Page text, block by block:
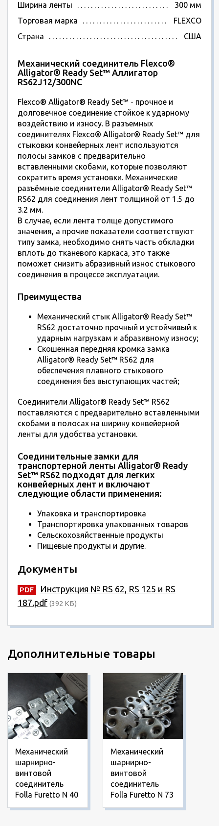
Ширина ленты
300 мм
Торговая марка
FLEXCO
Страна
США
Механический соединитель Flexco®
Alligator® Ready Set™ Аллигатор
RS62J12/300NC
Flexco® Alligator® Ready Set™ - прочное и
долговечное соединение стойкое к ударному
воздействию и износу. В разъемных
соединителях Flexco® Alligator® Ready Set™ для
стыковки конвейерных лент используются
полосы замков с предварительно
вставленными скобами, которые позволяют
сократить время установки. Механические
разъёмные соединители Alligator® Ready Set™
RS62 для соединения лент толщиной от 1.5 до
3.2 мм.
В случае, если лента толще допустимого
значения, а прочие показатели соответствуют
типу замка, необходимо снять часть обкладки
вплоть до тканевого каркаса, это также
поможет снизить абразивный износ стыкового
соединения в процессе эксплуатации.
Преимущества
Механический стык Alligator® Ready Set™
RS62 достаточно прочный и устойчивый к
ударным нагрузкам и абразивному износу;
Скошенная передняя кромка замка
Alligator® Ready Set™ RS62 для
обеспечения плавного стыкового
соединения без выступающих частей;
Соединители Alligator® Ready Set™ RS62
поставляются с предварительно вставленными
скобами в полосах на ширину конвейерной
ленты для удобства установки.
Соединительные замки для
транспортерной ленты Alligator® Ready
Set™ RS62 подходят для легких
конвейерных лент и включают
следующие области применения:
Упаковка и транспортировка
Транспортировка упакованных товаров
Сельскохозяйственные продукты
Пищевые продукты и другие.
Документы
Инструкция № RS 62, RS 125 и RS
187.pdf (392 КБ)
Дополнительные товары
Механический
шарнирно-
винтовой
соединитель
Folla Furetto N 40
Механический
шарнирно-
винтовой
соединитель
Folla Furetto N 73